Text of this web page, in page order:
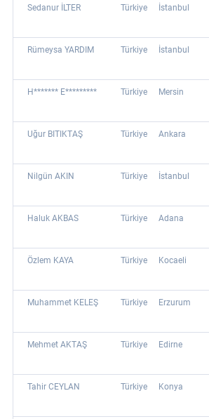
Sedanur İLTER Türkiye İstanbul
Rümeysa YARDIM Türkiye İstanbul
H******* E********* Türkiye Mersin
Uğur BITIKTAŞ Türkiye Ankara
Nilgün AKIN Türkiye İstanbul
Haluk AKBAS Türkiye Adana
Özlem KAYA Türkiye Kocaeli
Muhammet KELEŞ Türkiye Erzurum
Mehmet AKTAŞ Türkiye Edirne
Tahir CEYLAN Türkiye Konya